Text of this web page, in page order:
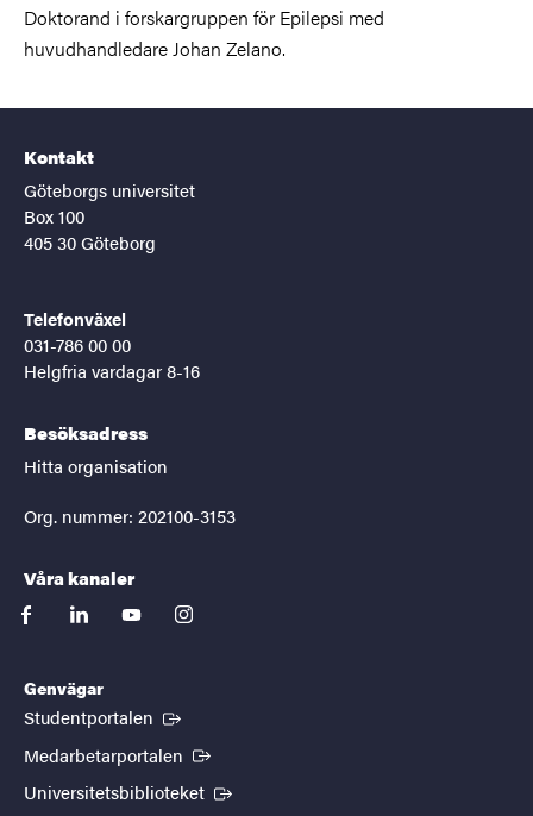
Doktorand i forskargruppen för Epilepsi med
huvudhandledare Johan Zelano.
Kontakt
Göteborgs universitet
Box 100
405 30 Göteborg
Telefonväxel
031-786 00 00
Helgfria vardagar 8-16
Besöksadress
Hitta organisation
Org. nummer: 202100-3153
Våra kanaler
facebooklinkedinyoutubeinstagram
Genvägar
Studentportalen (Extern länk)
Medarbetarportalen (Extern länk)
Universitetsbiblioteket (Extern länk)